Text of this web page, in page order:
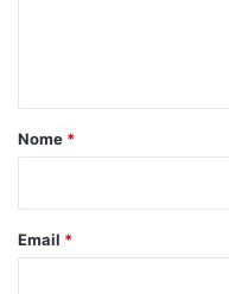
o
Nome *
Email *